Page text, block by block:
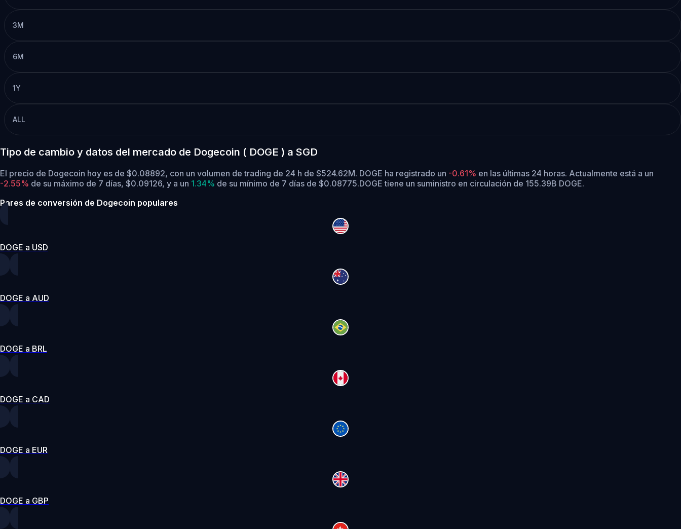
3M
6M
1Y
ALL
Tipo de cambio y datos del mercado de Dogecoin ( DOGE ) a SGD
El precio de Dogecoin hoy es de $0.08892, con un volumen de trading de 24 h de $524.62M. DOGE ha registrado un -0.61% en las últimas 24 horas. Actualmente está a un
-2.55% de su máximo de 7 días, $0.09126, y a un 1.34% de su mínimo de 7 días de $0.08775.DOGE tiene un suministro en circulación de 155.39B DOGE.
Pares de conversión de Dogecoin populares
DOGE a USD
DOGE a AUD
DOGE a BRL
DOGE a CAD
DOGE a EUR
DOGE a GBP